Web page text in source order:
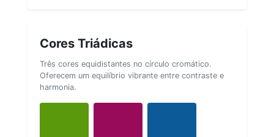
Cores Triádicas
Três cores equidistantes no círculo cromático.
Oferecem um equilíbrio vibrante entre contraste e
harmonia.